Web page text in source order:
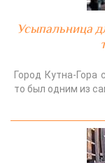
Усыпальница
Город Кутна-Гора
то был одним из